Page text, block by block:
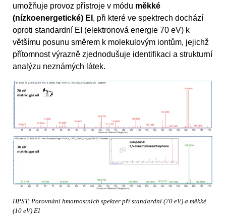
umožňuje provoz přístroje v módu měkké
(nízkoenergetické) EI , při které ve spektrech dochází
oproti standardní EI (elektronová energie 70 eV) k
většímu posunu směrem k molekulovým iontům, jejichž
přítomnost výrazně zjednodušuje identifikaci a strukturní
analýzu neznámých látek.
HPST: Porovnání hmotnostních spekter při standardní (70 eV) a měkké
(10 eV) EI